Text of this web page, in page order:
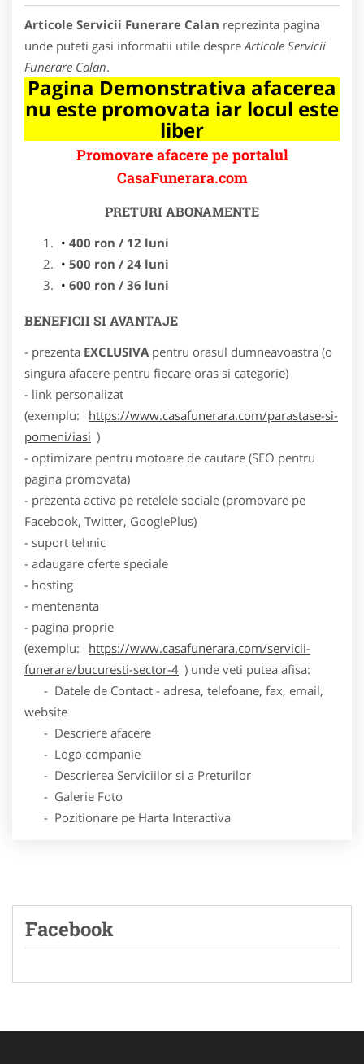
Articole Servicii Funerare Calan reprezinta pagina
unde puteti gasi informatii utile despre Articole Servicii
Funerare Calan.
Pagina Demonstrativa afacerea
nu este promovata iar locul este
liber
Promovare afacere pe portalul
CasaFunerara.com
PRETURI ABONAMENTE
400 ron / 12 luni
500 ron / 24 luni
600 ron / 36 luni
BENEFICII SI AVANTAJE
- prezenta EXCLUSIVA pentru orasul dumneavoastra (o
singura afacere pentru fiecare oras si categorie)
- link personalizat
(exemplu:
https://www.casafunerara.com/parastase-si-
pomeni/iasi )
- optimizare pentru motoare de cautare (SEO pentru
pagina promovata)
- prezenta activa pe retelele sociale (promovare pe
Facebook, Twitter, GooglePlus)
- suport tehnic
- adaugare oferte speciale
- hosting
- mentenanta
- pagina proprie
(exemplu:
https://www.casafunerara.com/servicii-
funerare/bucuresti-sector-4 ) unde veti putea afisa:
- Datele de Contact - adresa, telefoane, fax, email,
website
- Descriere afacere
- Logo companie
- Descrierea Serviciilor si a Preturilor
- Galerie Foto
- Pozitionare pe Harta Interactiva
Facebook